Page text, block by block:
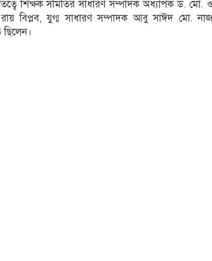
শিক্ষক সমিতির সাধারণ সম্পাদক অধ্যাপক ড. মো.
বিপ্লব, যুগ্ম সাধারণ সম্পাদক আবু সাঈদ মো.